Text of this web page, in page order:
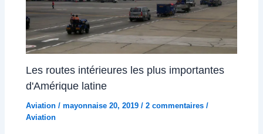
Les routes intérieures les plus importantes
d'Amérique latine
Aviation /mayonnaise 20, 2019/2 commentaires /
Aviation